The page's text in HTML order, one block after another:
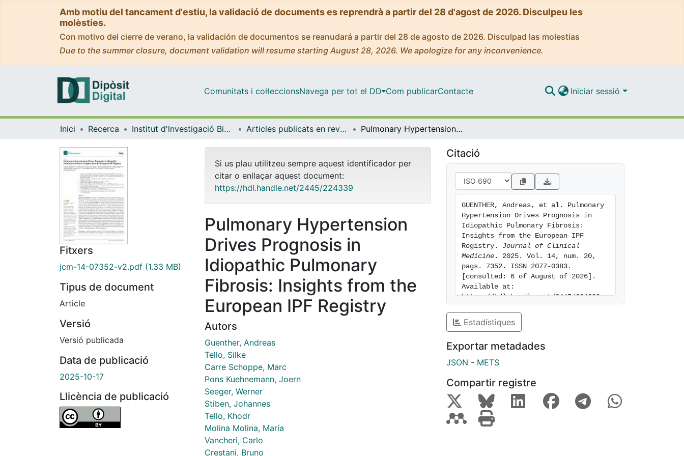
Amb motiu del tancament d'estiu, la validació de documents es reprendrà a partir del 28 d'agost de 2026. Disculpeu les
molèsties.
Con motivo del cierre de verano, la validación de documentos se reanudará a partir del 28 de agosto de 2026. Disculpad las molestias
Due to the summer closure, document validation will resume starting August 28, 2026. We apologize for any inconvenience.
Comunitats i col·leccionsNavega per tot el DD Com publicarContacte Iniciar sessió
Inici Recerca Institut d'lnvestigació Biomèdica de Bellvitge (IDIBELL) Articles publicats en revistes (Institut d'lnvestigació Biomèdica de Bellvitge (IDIBELL)) Pulmonary Hypertension Drives Prognosis in Idiopathic Pulmonary Fibrosis: Insights from the European IPF Registry
Fitxers
jcm-14-07352-v2.pdf (1.33 MB)
Tipus de document
Article
Versió
Versió publicada
Data de publicació
2025-10-17
Llicència de publicació
Si us plau utilitzeu sempre aquest identificador per
citar o enllaçar aquest document:
https://hdl.handle.net/2445/224339
Pulmonary Hypertension
Drives Prognosis in
Idiopathic Pulmonary
Fibrosis: Insights from the
European IPF Registry
Autors
Guenther, Andreas
Tello, Silke
Carre Schoppe, Marc
Pons Kuehnemann, Joern
Seeger, Werner
Stiben, Johannes
Tello, Khodr
Molina Molina, María
Vancheri, Carlo
Crestani, Bruno
Citació
GUENTHER, Andreas, et al. Pulmonary
Hypertension Drives Prognosis in
Idiopathic Pulmonary Fibrosis:
Insights from the European IPF
Registry. Journal of Clinical
Medicine . 2025. Vol. 14, num. 20,
pags. 7352. ISSN 2077-0383.
[consulted: 6 of August of 2026].
Available at:
https://hdl.handle.net/2445/224339
Estadístiques
Exportar metadades
JSON - METS
Compartir registre